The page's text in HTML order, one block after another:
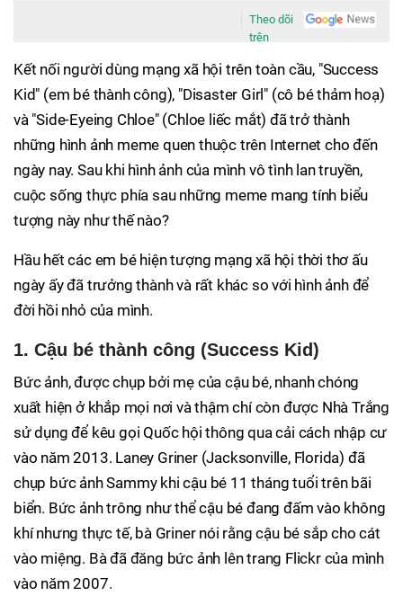
Theo dõi
trên
Kết nối người dùng mạng xã hội trên toàn cầu, "Success
Kid" (em bé thành công), "Disaster Girl" (cô bé thảm hoạ)
và "Side-Eyeing Chloe" (Chloe liếc mắt) đã trở thành
những hình ảnh meme quen thuộc trên Internet cho đến
ngày nay. Sau khi hình ảnh của mình vô tình lan truyền,
cuộc sống thực phía sau những meme mang tính biểu
tượng này như thế nào?
Hầu hết các em bé hiện tượng mạng xã hội thời thơ ấu
ngày ấy đã trưởng thành và rất khác so với hình ảnh để
đời hồi nhỏ của mình.
1. Cậu bé thành công (Success Kid)
Bức ảnh, được chụp bởi mẹ của cậu bé, nhanh chóng
xuất hiện ở khắp mọi nơi và thậm chí còn được Nhà Trắng
sử dụng để kêu gọi Quốc hội thông qua cải cách nhập cư
vào năm 2013. Laney Griner (Jacksonville, Florida) đã
chụp bức ảnh Sammy khi cậu bé 11 tháng tuổi trên bãi
biển. Bức ảnh trông như thể cậu bé đang đấm vào không
khí nhưng thực tế, bà Griner nói rằng cậu bé sắp cho cát
vào miệng. Bà đã đăng bức ảnh lên trang Flickr của mình
vào năm 2007.